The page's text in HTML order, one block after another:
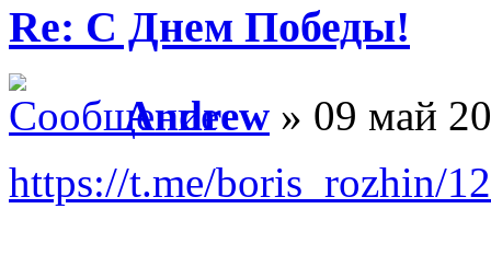
Re: С Днем Победы!
Andrew » 09 май
https://t.me/boris_rozhin/